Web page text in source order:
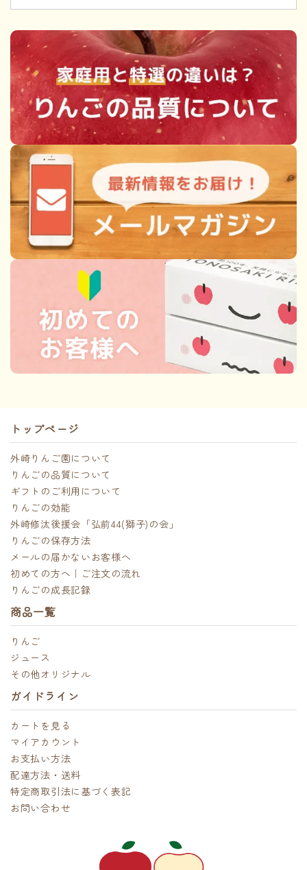
トップページ
外崎りんご園について
りんごの品質について
ギフトのご利用について
りんごの効能
外崎修汰後援会「弘前44(獅子)の会」
りんごの保存方法
メールの届かないお客様へ
初めての方へ｜ご注文の流れ
りんごの成長記録
商品一覧
りんご
ジュース
その他オリジナル
ガイドライン
カートを見る
マイアカウント
お支払い方法
配達方法・送料
特定商取引法に基づく表記
お問い合わせ